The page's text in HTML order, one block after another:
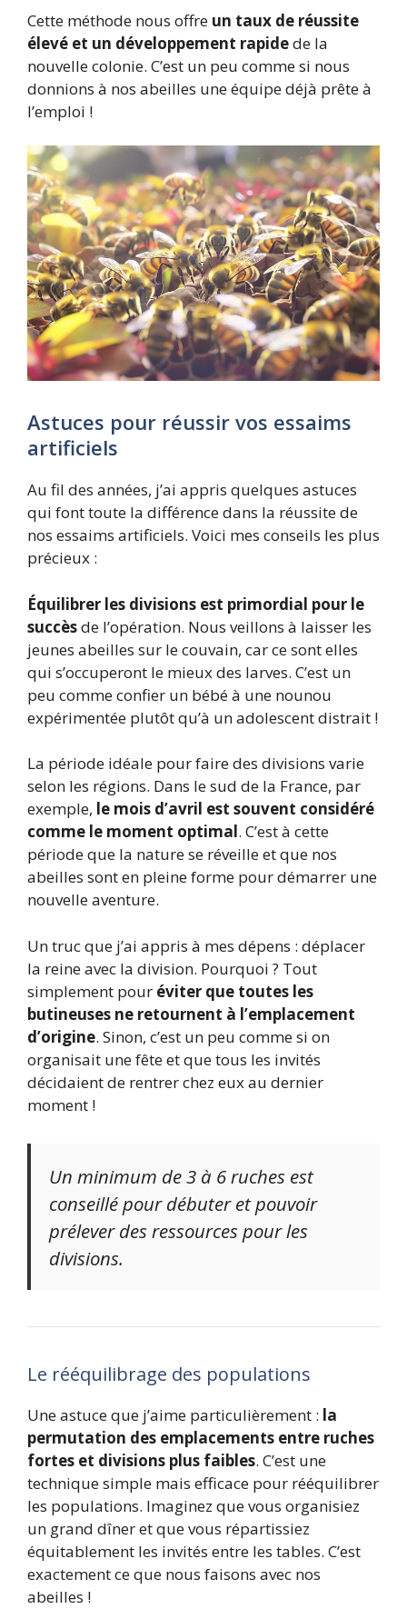
Cette méthode nous offre un taux de réussite
élevé et un développement rapidede la
nouvelle colonie. C’est un peu comme si nous
donnions à nos abeilles une équipe déjà prête à
l’emploi !
Astuces pour réussir vos essaims
artificiels
Au fil des années, j’ai appris quelques astuces
qui font toute la différence dans la réussite de
nos essaims artificiels. Voici mes conseils les plus
précieux :
Équilibrer les divisions est primordial pour le
succèsde l’opération. Nous veillons à laisser les
jeunes abeilles sur le couvain, car ce sont elles
qui s’occuperont le mieux des larves. C’est un
peu comme confier un bébé à une nounou
expérimentée plutôt qu’à un adolescent distrait !
La période idéale pour faire des divisions varie
selon les régions. Dans le sud de la France, par
exemple, le mois d’avril est souvent considéré
comme le moment optimal. C’est à cette
période que la nature se réveille et que nos
abeilles sont en pleine forme pour démarrer une
nouvelle aventure.
Un truc que j’ai appris à mes dépens : déplacer
la reine avec la division. Pourquoi ? Tout
simplement pour éviter que toutes les
butineuses ne retournent à l’emplacement
d’origine. Sinon, c’est un peu comme si on
organisait une fête et que tous les invités
décidaient de rentrer chez eux au dernier
moment !
Un minimum de 3 à 6 ruches est
conseillé pour débuter et pouvoir
prélever des ressources pour les
divisions.
Le rééquilibrage des populations
Une astuce que j’aime particulièrement : la
permutation des emplacements entre ruches
fortes et divisions plus faibles. C’est une
technique simple mais efficace pour rééquilibrer
les populations. Imaginez que vous organisiez
un grand dîner et que vous répartissiez
équitablement les invités entre les tables. C’est
exactement ce que nous faisons avec nos
abeilles !